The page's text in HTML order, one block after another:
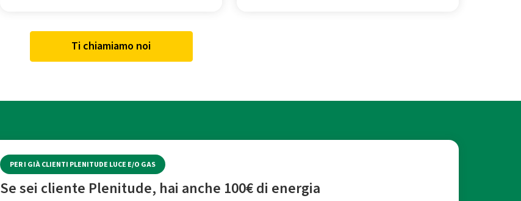
Ti chiamiamo noi
PER I GIÀ CLIENTI PLENITUDE LUCE E/O GAS
Se sei cliente Plenitude, hai anche 100€ di energia